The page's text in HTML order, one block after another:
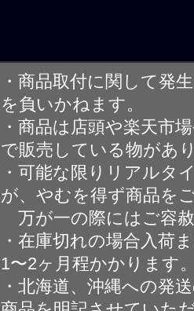
・商品取付に関して発
を負いかねます。
・商品は店頭や楽天市
で販売している物があ
・可能な限りリアルタ
が、やむを得ず商品を
万が一の際にはご容
・在庫切れの場合入荷
1〜2ヶ月程かかります
・北海道、沖縄への発